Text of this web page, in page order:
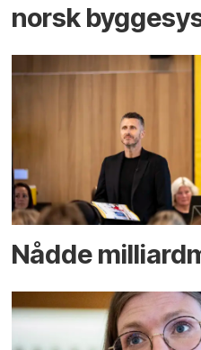
norsk
Nådde